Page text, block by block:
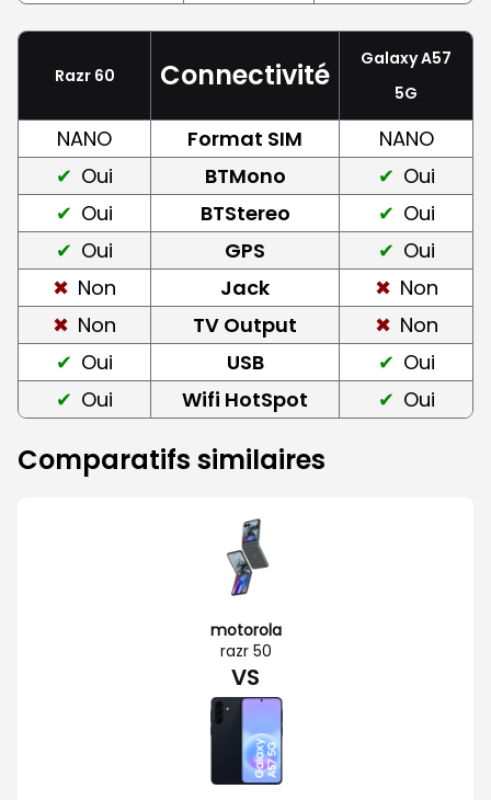
Razr 60 Connectivité
Galaxy A57
5G
NANO Format SIM
NANO
Oui
BTMono
Oui
Oui
BTStereo
Oui
Oui
GPS
Oui
Non
Jack
Non
Non
TV Output
Non
Oui
USB
Oui
Oui
Wifi HotSpot Oui
Comparatifs similaires
motorola
razr 50
VS